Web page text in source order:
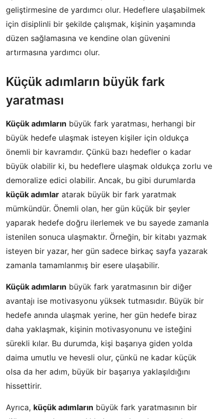
geliştirmesine de yardımcı olur. Hedeflere ulaşabilmek
için disiplinli bir şekilde çalışmak, kişinin yaşamında
düzen sağlamasına ve kendine olan güvenini
artırmasına yardımcı olur.
Küçük adımların büyük fark
yaratması
Küçük adımların büyük fark yaratması, herhangi bir
büyük hedefe ulaşmak isteyen kişiler için oldukça
önemli bir kavramdır. Çünkü bazı hedefler o kadar
büyük olabilir ki, bu hedeflere ulaşmak oldukça zorlu ve
demoralize edici olabilir. Ancak, bu gibi durumlarda
küçük adımlar atarak büyük bir fark yaratmak
mümkündür. Önemli olan, her gün küçük bir şeyler
yaparak hedefe doğru ilerlemek ve bu sayede zamanla
istenilen sonuca ulaşmaktır. Örneğin, bir kitabı yazmak
isteyen bir yazar, her gün sadece birkaç sayfa yazarak
zamanla tamamlanmış bir esere ulaşabilir.
Küçük adımların büyük fark yaratmasının bir diğer
avantajı ise motivasyonu yüksek tutmasıdır. Büyük bir
hedefe anında ulaşmak yerine, her gün hedefe biraz
daha yaklaşmak, kişinin motivasyonunu ve isteğini
sürekli kılar. Bu durumda, kişi başarıya giden yolda
daima umutlu ve hevesli olur, çünkü ne kadar küçük
olsa da her adım, büyük bir başarıya yaklaşıldığını
hissettirir.
Ayrıca, küçük adımların büyük fark yaratmasının bir